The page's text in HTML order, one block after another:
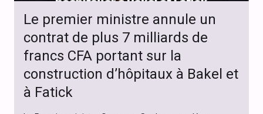
Le premier ministre annule un
contrat de plus 7 milliards de
francs CFA portant sur la
construction d’hôpitaux à Bakel et
à Fatick